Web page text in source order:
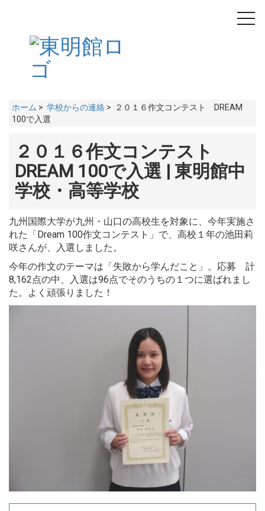
ホーム > 学校からの連絡 > ２０１６作文コンテスト DREAM
100で入選
２０１６作文コンテスト
DREAM 100で入選 | 東明館中
学校・高等学校
九州国際大学が九州・山口の高校生を対象に、今年実施さ
れた「Dream 100作文コンテスト」で、高校１年の池田莉
咲さんが、入選しました。
今年の作文のテーマは「失敗から学んだこと」。応募 計
8,162点の中、入選は96点でそのうちの１つに選ばれまし
た。よく頑張りました！